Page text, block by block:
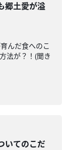
郷土愛が溢
んだ食へのこ
法が？！(聞き
いてのこだ